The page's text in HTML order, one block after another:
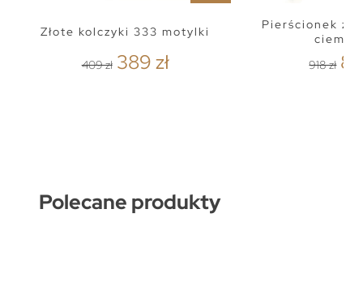
Złote kolczyki 333 motylki
409 zł 389 zł
Pierścionek z
918 zł
Polecane produkty